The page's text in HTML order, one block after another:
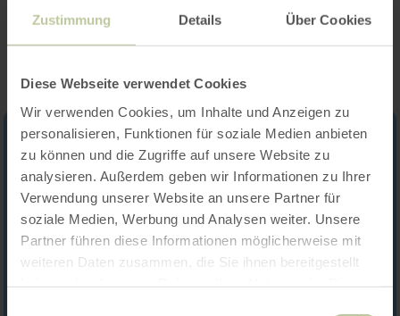
Zustimmung Details Über Cookies
Diese Webseite verwendet Cookies
Wir verwenden Cookies, um Inhalte und Anzeigen zu
personalisieren, Funktionen für soziale Medien anbieten
zu können und die Zugriffe auf unsere Website zu
analysieren. Außerdem geben wir Informationen zu Ihrer
Verwendung unserer Website an unsere Partner für
soziale Medien, Werbung und Analysen weiter. Unsere
Partner führen diese Informationen möglicherweise mit
weiteren Daten zusammen, die Sie ihnen bereitgestellt
Impressions